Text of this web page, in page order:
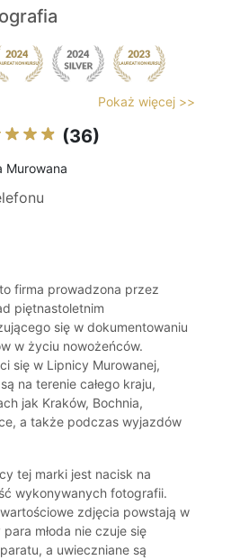
Pokaż więcej >>
(36)
Murowana
to firma prowadzona przez
piętnastoletnim
się w dokumentowaniu
w życiu nowożeńców.
się w Lipnicy Murowanej,
na terenie całego kraju,
jak Kraków, Bochnia,
a także podczas wyjazdów
tej marki jest nacisk na
wykonywanych fotografii.
zdjęcia powstają w
młoda nie czuje się
a uwieczniane są